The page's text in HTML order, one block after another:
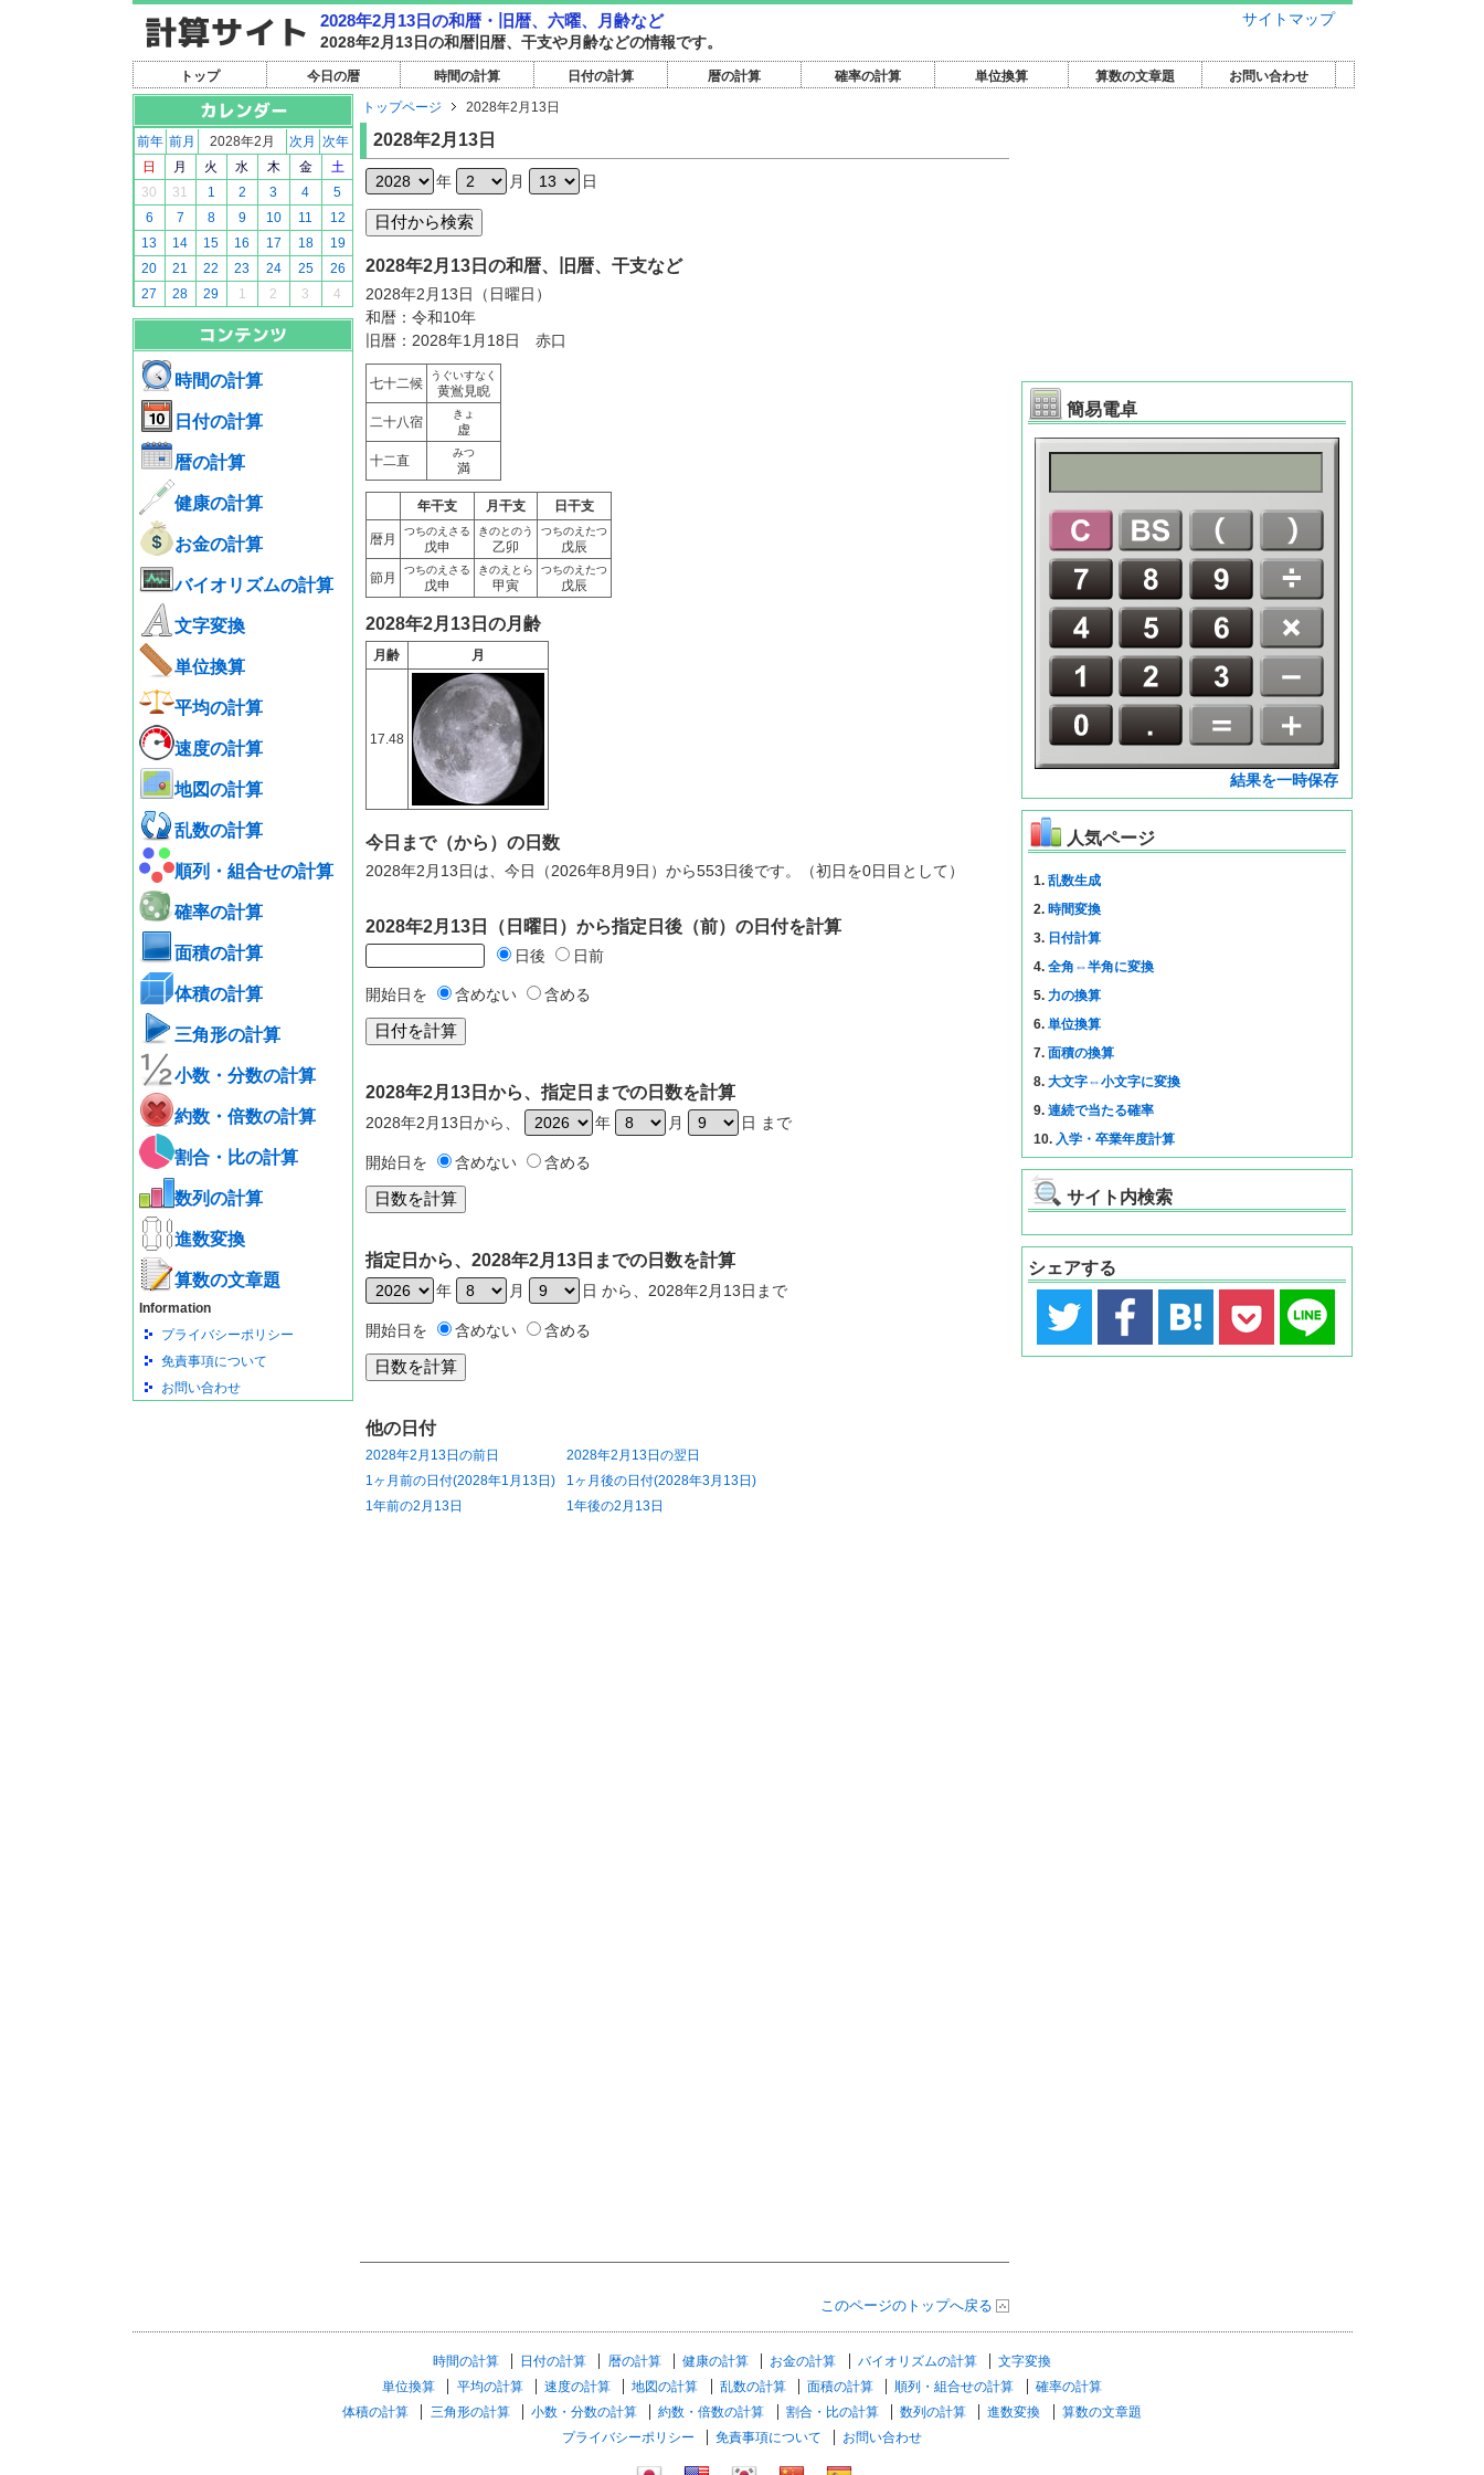
サイトマップ
2028年2月13日の和暦・旧暦、六曜、月齢など
2028年2月13日の和暦旧暦、干支や月齢などの情報です。
トップ 今日の暦 時間の計算 日付の計算 暦の計算 確率の計算 単位換算 算数の文章題 お問い合わせ
前年 前月 2028年2月 次月
次年
日
月 火 水 木 金
土
30
31 1 2 3 4
5
6
7 8 9 10 11
12
13
14 15 16 17 18
19
20
21 22 23 24 25
26
27
28 29 1 2 3 4
時間の計算
日付の計算
暦の計算
健康の計算
お金の計算
バイオリズムの計算
文字変換
単位換算
平均の計算
速度の計算
地図の計算
乱数の計算
順列・組合せの計算
確率の計算
面積の計算
体積の計算
三角形の計算
小数・分数の計算
約数・倍数の計算
割合・比の計算
数列の計算
進数変換
算数の文章題
Information
プライバシーポリシー
免責事項について
お問い合わせ
トップページ 2028年2月13日
2028年2月13日
年 月 日
2028年2月13日の和暦、旧暦、干支など
2028年2月13日（日曜日）
和暦：令和10年
旧暦：2028年1月18日 赤口
七十二候
うぐいすなく
黄鴬見睨
二十八宿
きょ
虚
十二直
みつ
満
年干支 月干支 日干支
暦月
つちのえさる
戊申
きのとのう
乙卯
つちのえたつ
戊辰
節月
つちのえさる
戊申
きのえとら
甲寅
つちのえたつ
戊辰
2028年2月13日の月齢
月齢 月
17.48
今日まで（から）の日数
2028年2月13日は、今日（2026年8月9日）から553日後です。（初日を0日目として）
2028年2月13日（日曜日）から指定日後（前）の日付を計算
日後 日前
開始日を 含めない 含める
2028年2月13日から、指定日までの日数を計算
2028年2月13日から、 年 月 日 まで
開始日を 含めない 含める
指定日から、2028年2月13日までの日数を計算
年 月 日 から、2028年2月13日まで
開始日を 含めない 含める
他の日付
2028年2月13日の前日
2028年2月13日の翌日
1ヶ月前の日付(2028年1月13日)
1ヶ月後の日付(2028年3月13日)
1年前の2月13日
1年後の2月13日
このページのトップへ戻る
簡易電卓
結果を一時保存
人気ページ
1. 乱数生成
2. 時間変換
3. 日付計算
4. 全角⇔半角に変換
5. 力の換算
6. 単位換算
7. 面積の換算
8. 大文字⇔小文字に変換
9. 連続で当たる確率
10. 入学・卒業年度計算
サイト内検索
シェアする
時間の計算 日付の計算 暦の計算 健康の計算 お金の計算 バイオリズムの計算
文字変換
単位換算
平均の計算 速度の計算 地図の計算 乱数の計算 面積の計算 順列・組合せの計算
確率の計算
体積の計算
三角形の計算 小数・分数の計算 約数・倍数の計算 割合・比の計算 数列の計算 進数変換
算数の文章題
プライバシーポリシー
免責事項について お問い合わせ